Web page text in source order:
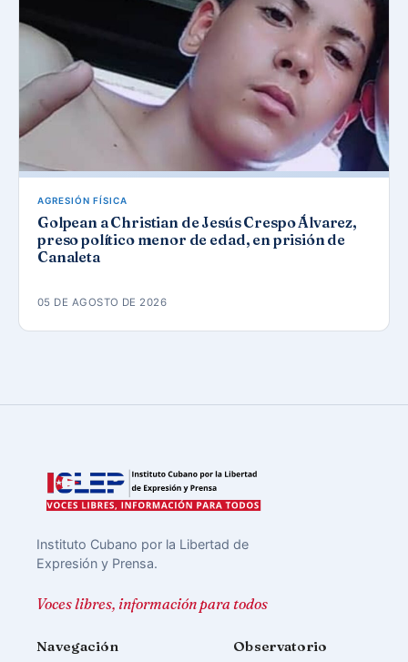
AGRESIÓN FÍSICA
Golpean a Christian de Jesús Crespo Álvarez,
preso político menor de edad, en prisión de
Canaleta
05 DE AGOSTO DE 2026
Instituto Cubano por la Libertad de
Expresión y Prensa.
Voces libres, información para todos
Navegación Observatorio